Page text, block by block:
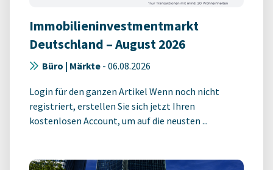
Immobilieninvestmentmarkt
Deutschland – August 2026
Büro | Märkte - 06.08.2026
Login für den ganzen Artikel Wenn noch nicht
registriert, erstellen Sie sich jetzt Ihren
kostenlosen Account, um auf die neusten ...